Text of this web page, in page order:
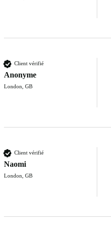
Client vérifié
Anonyme
London, GB
Client vérifié
Naomi
London, GB